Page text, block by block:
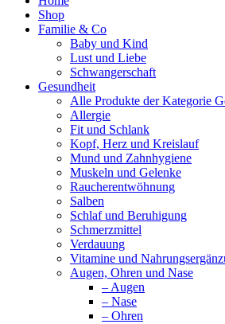
Shop
Familie & Co
Baby und Kind
Lust und Liebe
Schwangerschaft
Gesundheit
Alle Produkte der Kategorie
Allergie
Fit und Schlank
Kopf, Herz und Kreislauf
Mund und Zahnhygiene
Muskeln und Gelenke
Raucherentwöhnung
Salben
Schlaf und Beruhigung
Schmerzmittel
Verdauung
Vitamine und
Augen, Ohren und Nase
– Augen
– Nase
– Ohren